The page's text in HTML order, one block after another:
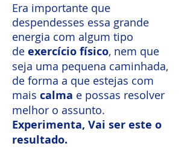
Era importante que
despendesses essa grande
energia com algum tipo
de exercício físico, nem que
seja uma pequena caminhada,
de forma a que estejas com
mais calma e possas resolver
melhor o assunto.
Experimenta, Vai ser este o
resultado.